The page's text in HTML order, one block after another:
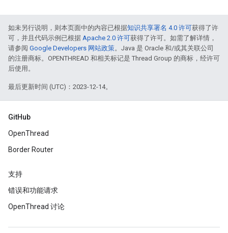
如未另行说明，则本页面中的内容已根据知识共享署名 4.0 许可获得了许
可，并且代码示例已根据 Apache 2.0 许可获得了许可。如需了解详情，
请参阅 Google Developers 网站政策。Java 是 Oracle 和/或其关联公司
的注册商标。OPENTHREAD 和相关标记是 Thread Group 的商标，经许可
后使用。
最后更新时间 (UTC)：2023-12-14。
GitHub
OpenThread
Border Router
支持
错误和功能请求
OpenThread 讨论